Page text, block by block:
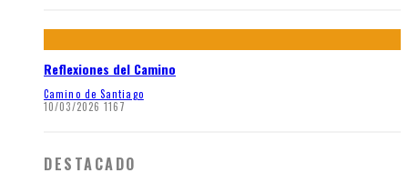
Reflexiones del Camino
Camino de Santiago
10/03/2026 1167
DESTACADO